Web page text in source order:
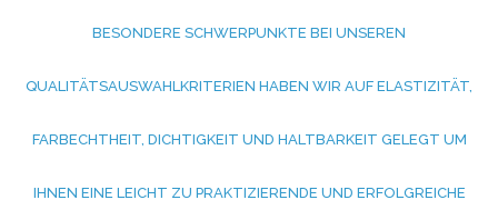
ESONDERE SCHWERPUNKTE BEI UNSEREN Q
UALITÄTSAUSWAHLKRITERIEN HABEN WIR AUF ELASTIZITÄT, F
ARBECHTHEIT, DICHTIGKEIT UND HALTBARKEIT GELEGT UM I
HNEN EINE LEICHT ZU PRAKTIZIERENDE UND ERFOLGREICHE V